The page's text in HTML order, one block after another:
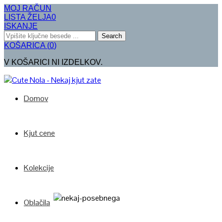
MOJ RAČUN
LISTA ŽELJA0
ISKANJE
Search
KOŠARICA (0)
V KOŠARICI NI IZDELKOV.
Domov
Kjut cene
Kolekcije
Oblačila